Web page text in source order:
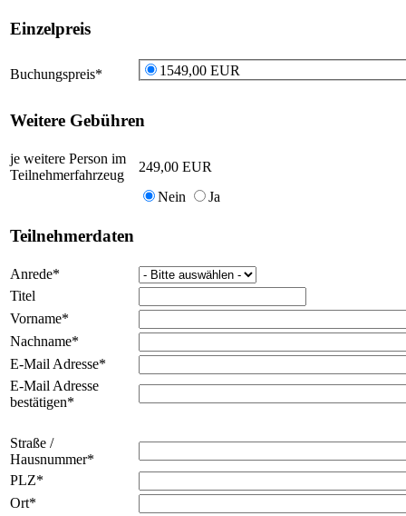
Einzelpreis
Buchungspreis* 1549,00 EUR
Weitere Gebühren
je weitere Person im
Teilnehmerfahrzeug
249,00 EUR
Nein
Ja
Teilnehmerdaten
Anrede*
Titel
Vorname*
Nachname*
E-Mail Adresse*
E-Mail Adresse
bestätigen*
Straße /
Hausnummer*
PLZ*
Ort*